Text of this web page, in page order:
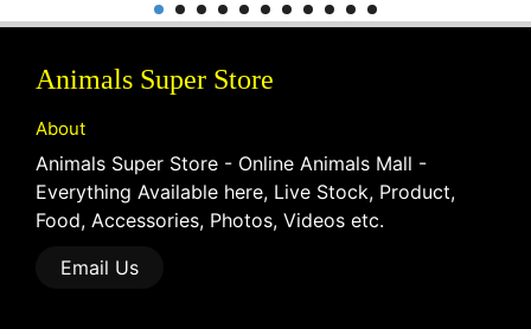
Animals Super Store
About
Animals Super Store - Online Animals Mall -
Everything Available here, Live Stock, Product,
Food, Accessories, Photos, Videos etc.
Email Us